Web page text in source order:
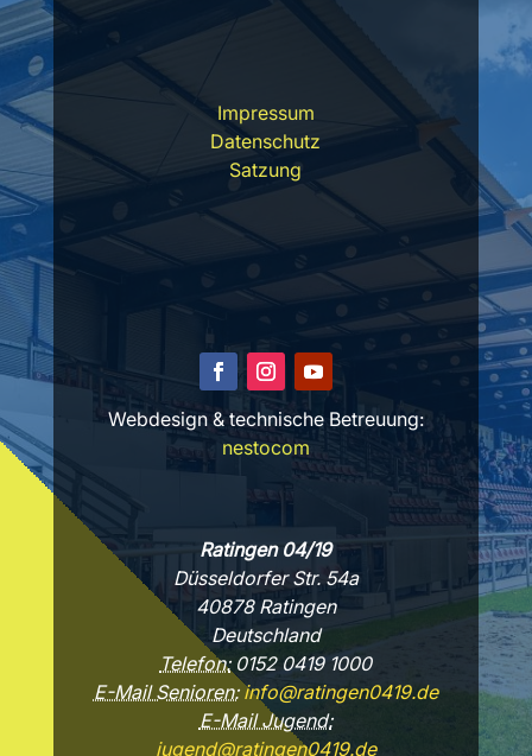
Impressum
Datenschutz
Satzung
Webdesign & technische Betreuung:
nestocom
Ratingen 04/19
Düsseldorfer Str. 54a
40878 Ratingen
Deutschland
Telefon:0152 0419 1000
E-Mail Senioren:info@ratingen0419.de
E-Mail Jugend:
jugend@ratingen0419.de